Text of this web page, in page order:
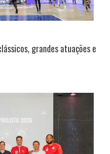
grandes atuações e